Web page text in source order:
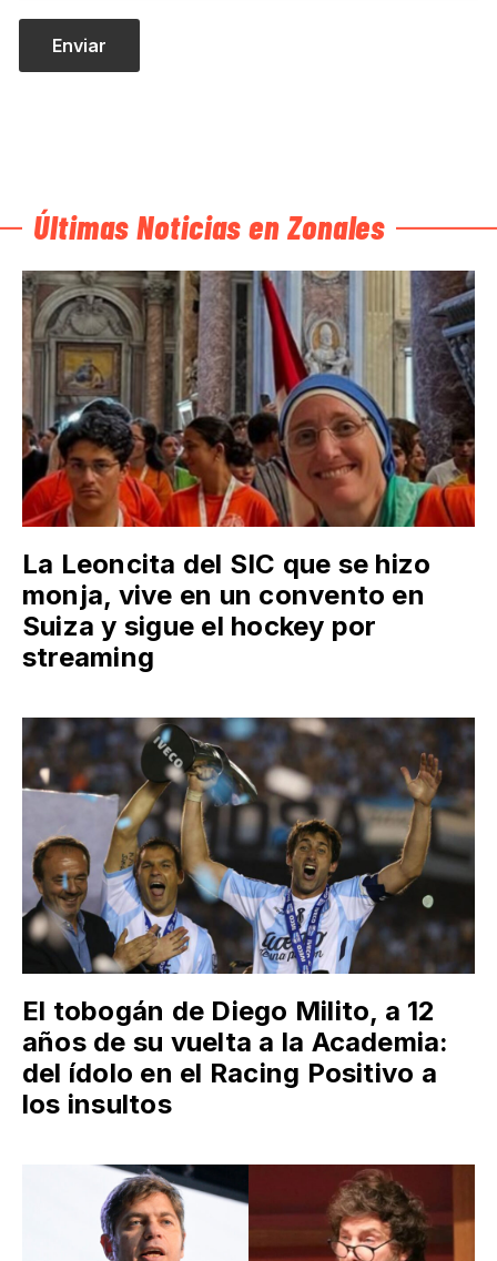
Últimas Noticias en Zonales
La Leoncita del SIC que se hizo
monja, vive en un convento en
Suiza y sigue el hockey por
streaming
El tobogán de Diego Milito, a 12
años de su vuelta a la Academia:
del ídolo en el Racing Positivo a
los insultos